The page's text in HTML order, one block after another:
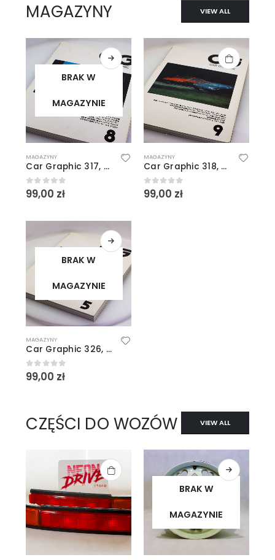
MAGAZYNY VIEW ALL
BRAK W
MAGAZYNIE
MAGAZYNY
Car Graphic 317, 8/1987
0out of 5
99,00 zł
MAGAZYNY
Car Graphic 318, 9/1987
0out of 5
99,00 zł
BRAK W
MAGAZYNIE
MAGAZYNY
Car Graphic 326, 5/1988
0out of 5
99,00 zł
CZĘŚCI DO WOZÓW VIEW ALL
BRAK W
MAGAZYNIE